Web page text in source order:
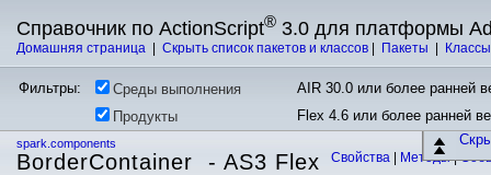
Справочник по ActionScript® 3.0 для платформы
Домашняя страница Скрыть список пакетов и классов Пакеты
Фильтры: Среды выполнения
AIR 30.0 или более ранней
Продукты
Flex 4.6 или более ранней
spark.components
BorderContainer - AS3 Flex Свойства Методы|